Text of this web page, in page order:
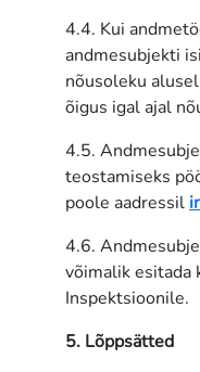
4.4. Kui
andmesubjekti
nõusoleku
õigus igal ajal
4.5.
teostamiseks
poole aadressil
4.6.
võimalik esitada
Inspektsioonile.
5. Lõppsätted